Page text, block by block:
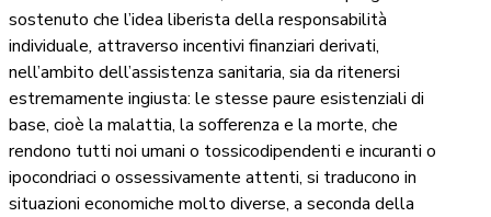
sostenuto che l’idea liberista della responsabilità
individuale, attraverso incentivi finanziari derivati,
nell’ambito dell’assistenza sanitaria, sia da ritenersi
estremamente ingiusta: le stesse paure esistenziali di
base, cioè la malattia, la sofferenza e la morte, che
rendono tutti noi umani o tossicodipendenti e incuranti o
ipocondriaci o ossessivamente attenti, si traducono in
situazioni economiche molto diverse, a seconda della